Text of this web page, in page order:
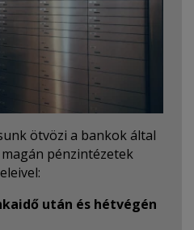
ötvözi a bankok által
pénzintézetek
után és hétvégén